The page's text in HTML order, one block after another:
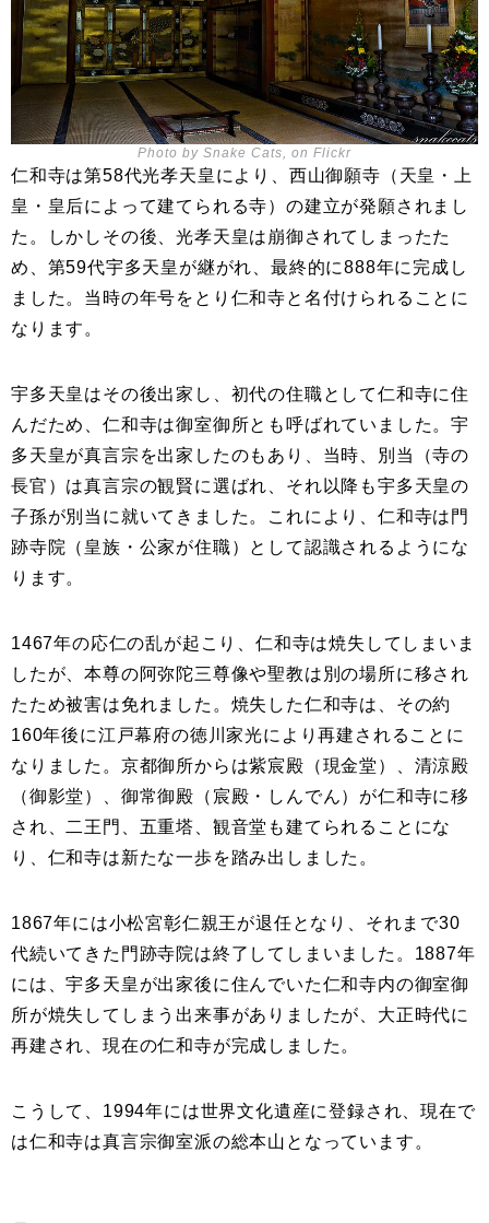
Photo by Snake Cats, on Flickr
仁和寺は第58代光孝天皇により、西山御願寺（天皇・上
皇・皇后によって建てられる寺）の建立が発願されまし
た。しかしその後、光孝天皇は崩御されてしまったた
め、第59代宇多天皇が継がれ、最終的に888年に完成し
ました。当時の年号をとり仁和寺と名付けられることに
なります。
宇多天皇はその後出家し、初代の住職として仁和寺に住
んだため、仁和寺は御室御所とも呼ばれていました。宇
多天皇が真言宗を出家したのもあり、当時、別当（寺の
長官）は真言宗の観賢に選ばれ、それ以降も宇多天皇の
子孫が別当に就いてきました。これにより、仁和寺は門
跡寺院（皇族・公家が住職）として認識されるようにな
ります。
1467年の応仁の乱が起こり、仁和寺は焼失してしまいま
したが、本尊の阿弥陀三尊像や聖教は別の場所に移され
たため被害は免れました。焼失した仁和寺は、その約
160年後に江戸幕府の徳川家光により再建されることに
なりました。京都御所からは紫宸殿（現金堂）、清涼殿
（御影堂）、御常御殿（宸殿・しんでん）が仁和寺に移
され、二王門、五重塔、観音堂も建てられることにな
り、仁和寺は新たな一歩を踏み出しました。
1867年には小松宮彰仁親王が退任となり、それまで30
代続いてきた門跡寺院は終了してしまいました。1887年
には、宇多天皇が出家後に住んでいた仁和寺内の御室御
所が焼失してしまう出来事がありましたが、大正時代に
再建され、現在の仁和寺が完成しました。
こうして、1994年には世界文化遺産に登録され、現在で
は仁和寺は真言宗御室派の総本山となっています。